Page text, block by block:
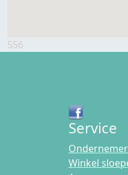
556
Service
Winkel